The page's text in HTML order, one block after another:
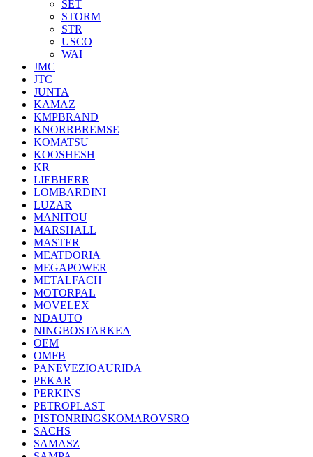
SET
STORM
STR
USCO
WAI
JMC
JTC
JUNTA
KAMAZ
KMPBRAND
KNORRBREMSE
KOMATSU
KOOSHESH
KR
LIEBHERR
LOMBARDINI
LUZAR
MANITOU
MARSHALL
MASTER
MEATDORIA
MEGAPOWER
METALFACH
MOTORPAL
MOVELEX
NDAUTO
NINGBOSTARKEA
OEM
OMFB
PANEVEZIOAURIDA
PEKAR
PERKINS
PETROPLAST
PISTONRINGSKOMAROVSRO
SACHS
SAMASZ